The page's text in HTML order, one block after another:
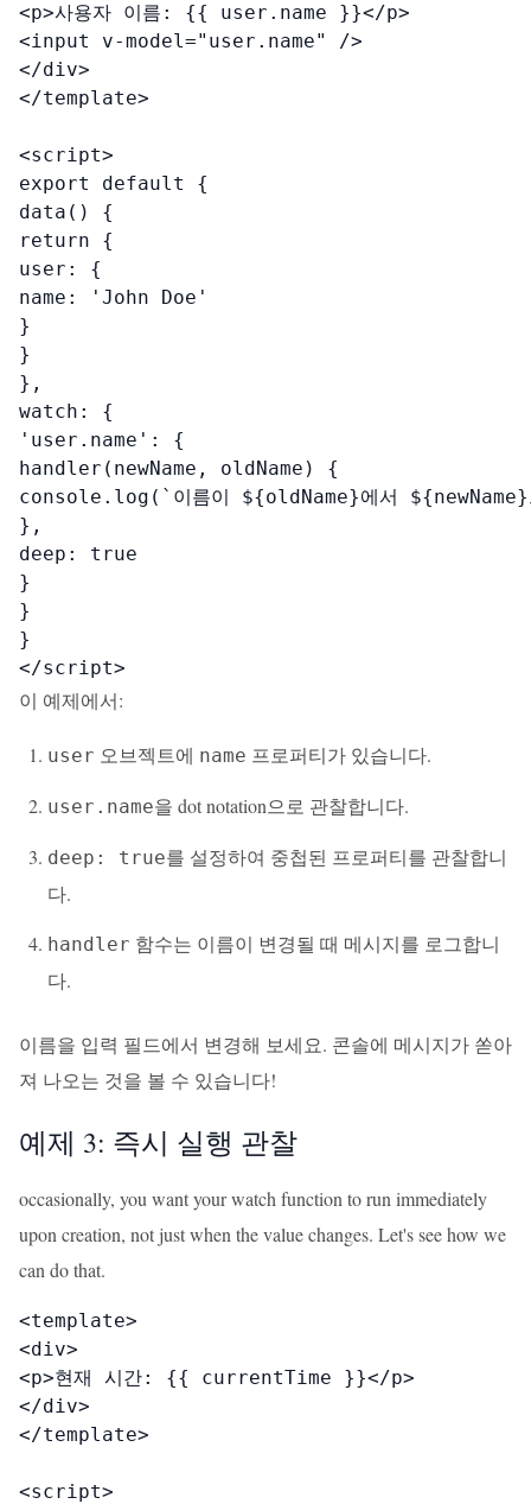
<p>사용자 이름: {{ user.name }}</p>
<input v-model="user.name" />
</div>
</template>
<script>
export default {
data() {
return {
user: {
name: 'John Doe'
}
}
},
watch: {
'user.name': {
handler(newName, oldName) {
console.log(`이름이 ${oldName}에서 ${newName}
},
deep: true
}
}
}
</script>
이 예제에서:
user 오브젝트에 name 프로퍼티가 있습니다.
user.name을 dot notation으로 관찰합니다.
deep: true를 설정하여 중첩된 프로퍼티를 관찰합니
다.
handler 함수는 이름이 변경될 때 메시지를 로그합니
다.
이름을 입력 필드에서 변경해 보세요. 콘솔에 메시지가 쏟아
져 나오는 것을 볼 수 있습니다!
예제 3: 즉시 실행 관찰
occasionally, you want your watch function to run immediately
upon creation, not just when the value changes. Let's see how we
can do that.
<template>
<div>
<p>현재 시간: {{ currentTime }}</p>
</div>
</template>
<script>